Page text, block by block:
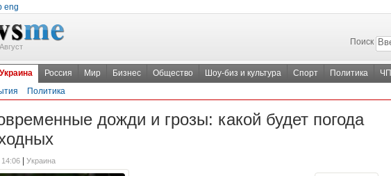
eng
Поиск
Украина Россия Мир Бизнес Общество Шоу-биз и культура Спорт Политика ЧП
Политика
дожди и грозы: какой будет погода
Украина